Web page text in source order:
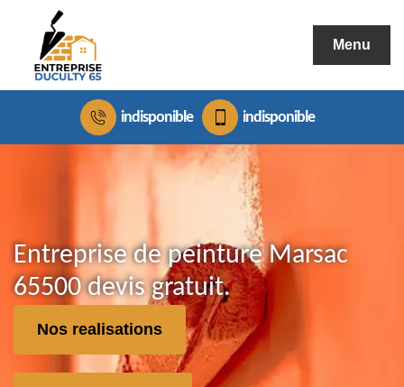
Menu
indisponible indisponible
Entreprise de peinture Marsac
65500 devis gratuit.
Nos realisations